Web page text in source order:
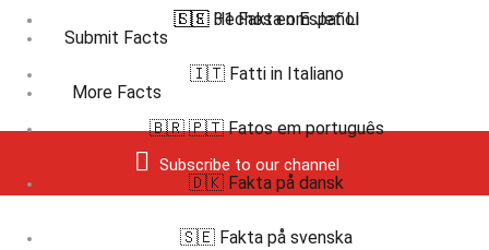
Submit Facts
More Facts
Subscribe to our channel
🇸🇪 31 Fakta om Jet Li
🇪🇸 Hechos en Español
🇮🇹 Fatti in Italiano
🇧🇷 🇵🇹 Fatos em português
🇩🇰 Fakta på dansk
🇸🇪 Fakta på svenska